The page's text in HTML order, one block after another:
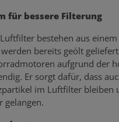
für bessere Filterung
bestehen aus einem
bereits geölt
aufgrund der
Er sorgt dafür, dass
im Luftfilter bleiben
gelangen.